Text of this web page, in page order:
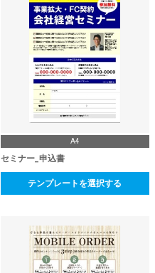
A4
セミナー_申込書
テンプレートを選択する